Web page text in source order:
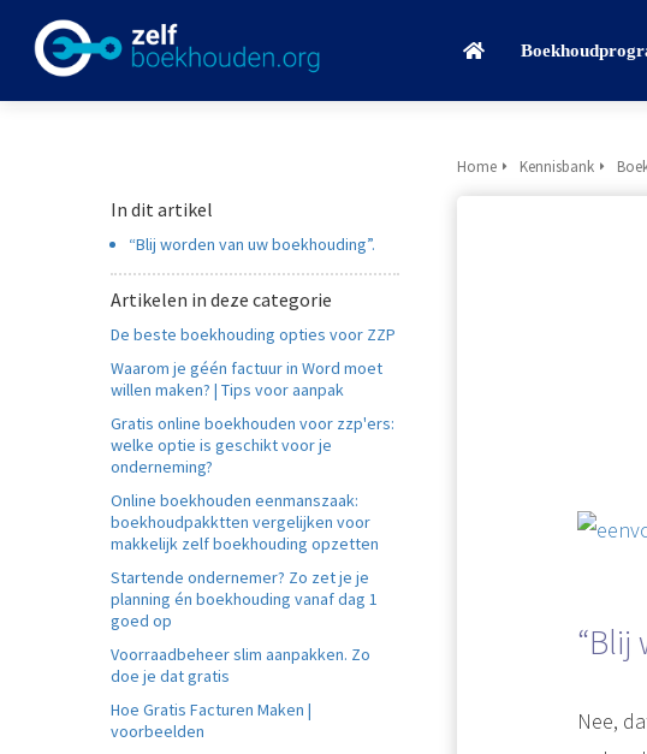
In dit artikel
“Blij worden van uw boekhouding”.
Artikelen in deze categorie
De beste boekhouding opties voor ZZP
Waarom je géén factuur in Word moet
willen maken? | Tips voor aanpak
Gratis online boekhouden voor zzp'ers:
welke optie is geschikt voor je
onderneming?
Online boekhouden eenmanszaak:
boekhoudpakktten vergelijken voor
makkelijk zelf boekhouding opzetten
Startende ondernemer? Zo zet je je
planning én boekhouding vanaf dag 1
goed op
Voorraadbeheer slim aanpakken. Zo
doe je dat gratis
Hoe Gratis Facturen Maken |
voorbeelden
Home Kennisbank
“Blij
Nee,